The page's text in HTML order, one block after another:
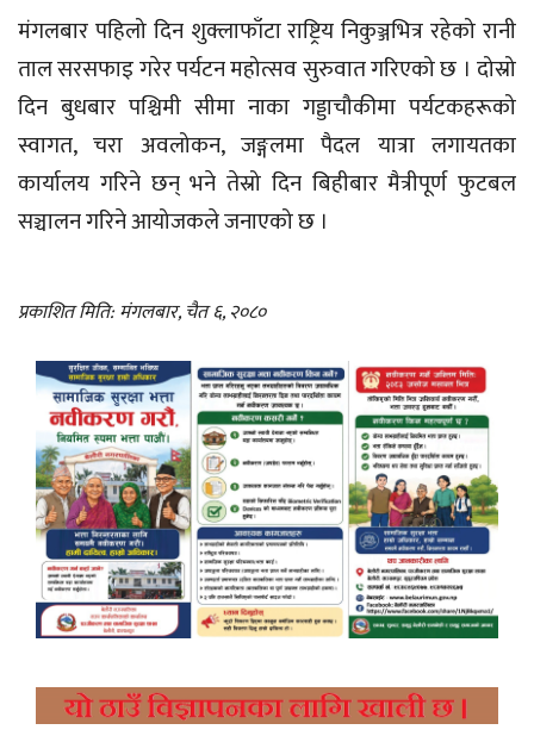
मंगलबार पहिलो दिन शुक्लाफाँटा राष्ट्रिय निकुञ्जभित्र रहेको रानी
ताल सरसफाइ गरेर पर्यटन महोत्सव सुरुवात गरिएको छ । दोस्रो
दिन बुधबार पश्चिमी सीमा नाका गड्डाचौकीमा पर्यटकहरूको
स्वागत, चरा अवलोकन, जङ्गलमा पैदल यात्रा लगायतका
कार्यालय गरिने छन् भने तेस्रो दिन बिहीबार मैत्रीपूर्ण फुटबल
सञ्चालन गरिने आयोजकले जनाएको छ ।
प्रकाशित मिति: मंगलबार, चैत ६, २०८०